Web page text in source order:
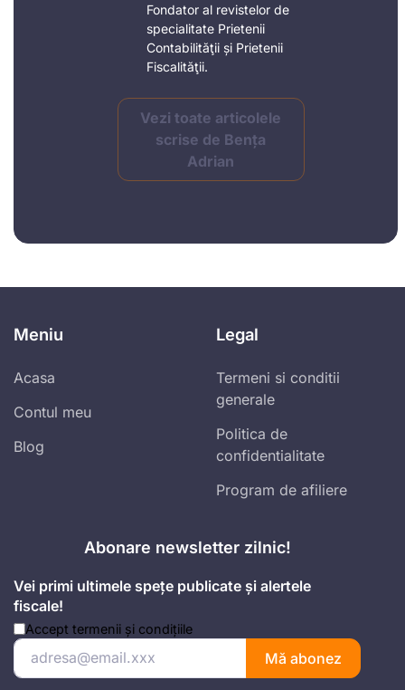
Fondator al revistelor de
specialitate Prietenii
Contabilităţii și Prietenii
Fiscalităţii.
Vezi toate articolele
scrise de Bența
Adrian
Meniu
Acasa
Contul meu
Blog
Legal
Termeni si conditii
generale
Politica de
confidentialitate
Program de afiliere
Abonare newsletter zilnic!
Vei primi ultimele spețe publicate și alertele
fiscale!
Accept termenii și condițiile
Mă abonez